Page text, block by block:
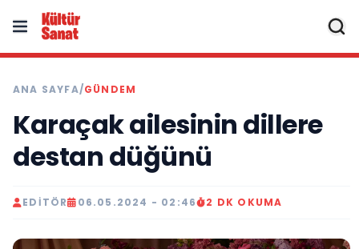
ANA SAYFA/GÜNDEM
Karaçak ailesinin dillere
destan düğünü
EDITÖR 06.05.2024 - 02:46 2 DK OKUMA